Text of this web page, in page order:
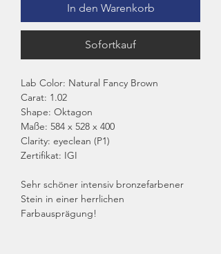
In den Warenkorb
Sofortkauf
Lab Color: Natural Fancy Brown
Carat: 1.02
Shape: Oktagon
Maße: 584 x 528 x 400
Clarity: eyeclean (P1)
Zertifikat: IGI
Sehr schöner intensiv bronzefarbener
Stein in einer herrlichen
Farbausprägung!